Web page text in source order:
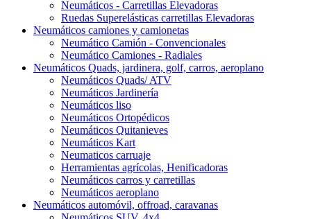
Neumáticos - Carretillas Elevadoras
Ruedas Superelásticas carretillas Elevadoras
Neumáticos camiones y camionetas
Neumático Camión - Convencionales
Neumático Camiones - Radiales
Neumáticos Quads, jardinera, golf, carros, aeroplano
Neumáticos Quads/ ATV
Neumáticos Jardinería
Neumáticos liso
Neumáticos Ortopédicos
Neumáticos Quitanieves
Neumáticos Kart
Neumaticos carruaje
Herramientas agrícolas, Henificadoras
Neumáticos carros y carretillas
Neumáticos aeroplano
Neumáticos automóvil, offroad, caravanas